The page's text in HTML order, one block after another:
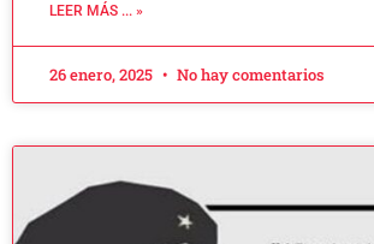
LEER MÁS ... »
26 enero, 2025 No hay comentarios